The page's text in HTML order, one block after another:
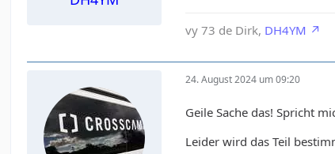
vy 73 de Dirk, DH4YM
24. August 2024 um 09:20
Geile Sache das! Spricht
Leider wird das Teil